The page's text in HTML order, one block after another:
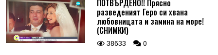
ПОТВЪРДЕНО!! Прясно
разведеният Геро си хвана
любовницата и замина на море!
(СНИМКИ)
38633 0